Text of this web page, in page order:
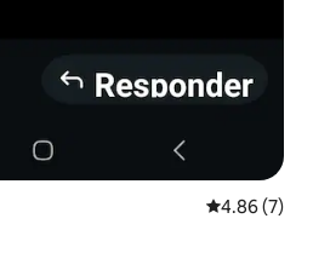
レビュー7
4.86 (7)